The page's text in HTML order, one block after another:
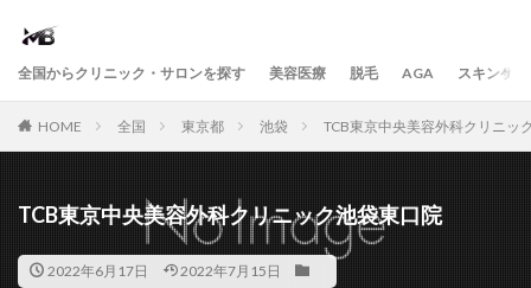
全国からクリニック・サロンを探す 美容医療 脱毛 AGA スキンケア
HOME 全国 東京都 池袋 TCB東京中央美容外科クリニッ
TCB東京中央美容外科クリニック池袋東口院
2022年6月17日 2022年7月15日